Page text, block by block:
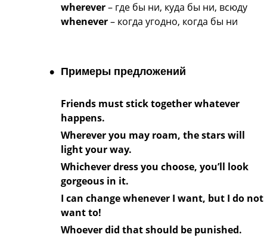
wherever– где бы ни, куда бы ни, всюду
whenever– когда угодно, когда бы ни
Примеры предложений
Friends must stick together whatever
happens.
Wherever you may roam, the stars will
light your way.
Whichever dress you choose, you’ll look
gorgeous in it.
I can change whenever I want, but I do not
want to!
Whoever did that should be punished.